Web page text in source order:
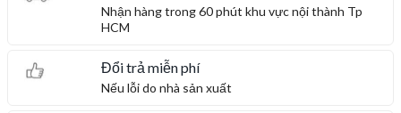
Nhận hàng trong 60 phút khu vực nội thành Tp
HCM
Đổi trả miễn phí
Nếu lỗi do nhà sản xuất